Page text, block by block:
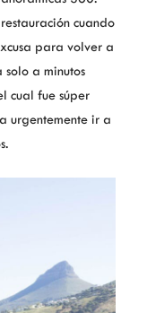
cuando
para volver a
solo a minutos
cual fue súper
urgentemente ir a